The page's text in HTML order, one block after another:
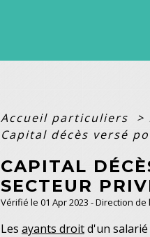
Accueil particuliers >
Capital décès versé
CAPITAL
SECTEUR
Vérifié le 01 Apr 2023 - Direction
Les ayants droitd'un salarié